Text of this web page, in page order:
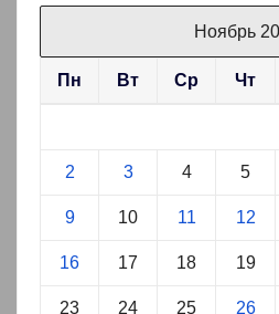
Ноябрь
Пн Вт Ср Чт
2 3 4 5
9 10 11 12
16 17 18 19
23 24 25 26